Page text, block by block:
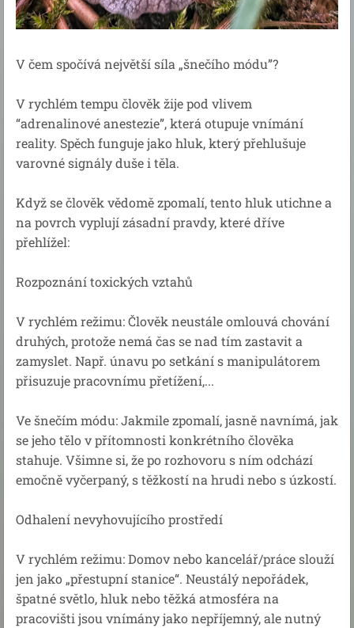
V čem spočívá největší síla „šnečího módu”?
V rychlém tempu člověk žije pod vlivem
“adrenalinové anestezie”, která otupuje vnímání
reality. Spěch funguje jako hluk, který přehlušuje
varovné signály duše i těla.
Když se člověk vědomě zpomalí, tento hluk utichne a
na povrch vyplují zásadní pravdy, které dříve
přehlížel:
Rozpoznání toxických vztahů
V rychlém režimu: Člověk neustále omlouvá chování
druhých, protože nemá čas se nad tím zastavit a
zamyslet. Např. únavu po setkání s manipulátorem
přisuzuje pracovnímu přetížení,...
Ve šnečím módu: Jakmile zpomalí, jasně navnímá, jak
se jeho tělo v přítomnosti konkrétního člověka
stahuje. Všimne si, že po rozhovoru s ním odchází
emočně vyčerpaný, s těžkostí na hrudi nebo s úzkostí.
Odhalení nevyhovujícího prostředí
V rychlém režimu: Domov nebo kancelář/práce slouží
jen jako „přestupní stanice“. Neustálý nepořádek,
špatné světlo, hluk nebo těžká atmosféra na
pracovišti jsou vnímány jako nepříjemný, ale nutný